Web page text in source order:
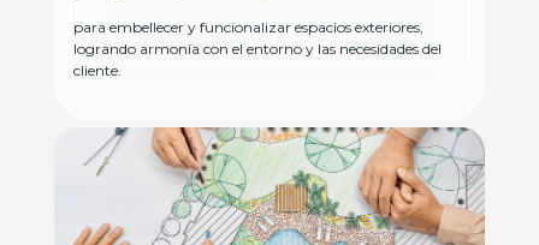
para embellecer y funcionalizar espacios exteriores,
logrando armonía con el entorno y las necesidades del
cliente.